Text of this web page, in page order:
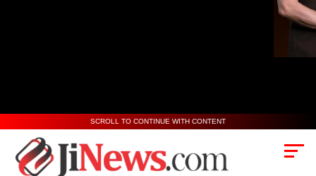
SCROLL TO CONTINUE WITH CONTENT